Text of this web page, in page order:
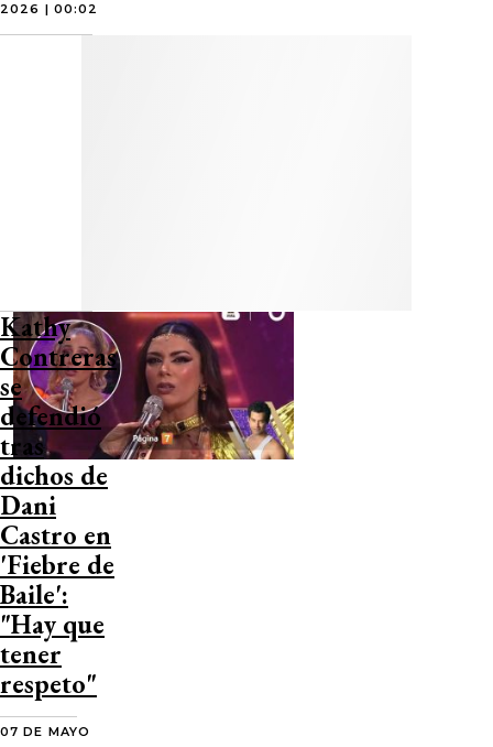
2026 | 00:02
Kathy
Contreras
se
defendió
tras
dichos de
Dani
Castro en
'Fiebre de
Baile':
"Hay que
tener
respeto"
07 DE MAYO